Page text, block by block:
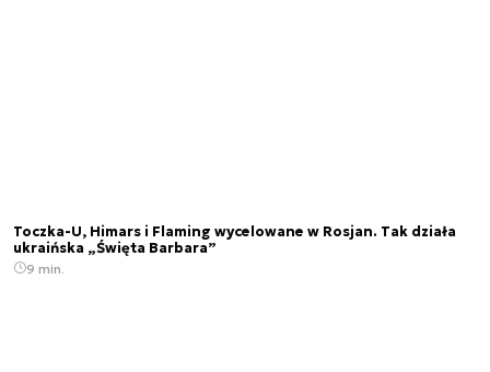
Toczka-U, Himars i Flaming wycelowane w Rosjan. Tak działa
ukraińska „Święta Barbara”
9 min.